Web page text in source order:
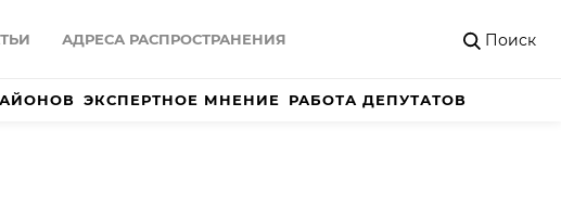
АДРЕСА РАСПРОСТРАНЕНИЯ Поиск
ЭКСПЕРТНОЕ МНЕНИЕ РАБОТА ДЕПУТАТОВ